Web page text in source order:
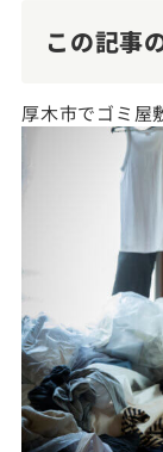
この記事
厚木市でゴミ屋